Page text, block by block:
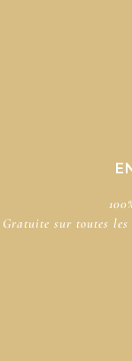
sur toutes les